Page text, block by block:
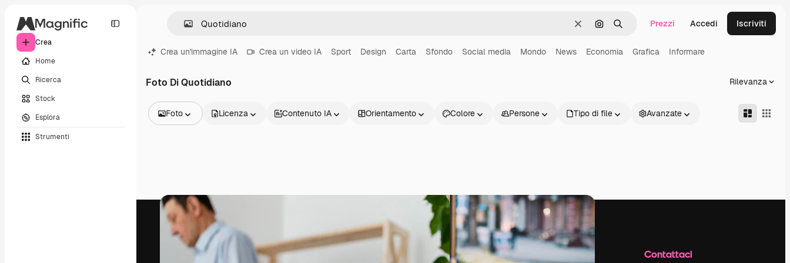
Crea
Home
Ricerca
Stock
Esplora
Strumenti
CancellaCerca per immagine
Ricerca Prezzi Accedi Iscriviti
Crea un'immagine IA Crea un video IA Sport Design Carta Sfondo Social media Mondo News Economia Grafica Informare
Foto Di Quotidiano Rilevanza
Foto
Video
Clip video
Motion graphic
Modelli di video
Modelli 3D
Licenza Contenuto IA Orientamento Colore Persone Tipo di file Avanzate
Prodotti Inizia Azienda Contattaci